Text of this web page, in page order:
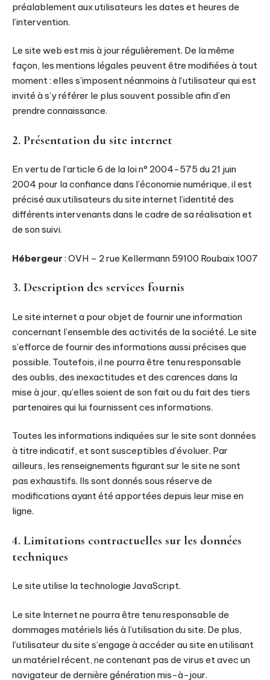
préalablement aux utilisateurs les dates et heures de
l’intervention.
Le site web est mis à jour régulièrement. De la même
façon, les mentions légales peuvent être modifiées à tout
moment : elles s’imposent néanmoins à l’utilisateur qui est
invité à s’y référer le plus souvent possible afin d’en
prendre connaissance.
2. Présentation du site internet
En vertu de l’article 6 de la loi n° 2004-575 du 21 juin
2004 pour la confiance dans l’économie numérique, il est
précisé aux utilisateurs du site internet l’identité des
différents intervenants dans le cadre de sa réalisation et
de son suivi.
Hébergeur : OVH – 2 rue Kellermann 59100 Roubaix 1007
3. Description des services fournis
Le site internet a pour objet de fournir une information
concernant l’ensemble des activités de la société. Le site
s’efforce de fournir des informations aussi précises que
possible. Toutefois, il ne pourra être tenu responsable
des oublis, des inexactitudes et des carences dans la
mise à jour, qu’elles soient de son fait ou du fait des tiers
partenaires qui lui fournissent ces informations.
Toutes les informations indiquées sur le site sont données
à titre indicatif, et sont susceptibles d’évoluer. Par
ailleurs, les renseignements figurant sur le site ne sont
pas exhaustifs. Ils sont donnés sous réserve de
modifications ayant été apportées depuis leur mise en
ligne.
4. Limitations contractuelles sur les données
techniques
Le site utilise la technologie JavaScript.
Le site Internet ne pourra être tenu responsable de
dommages matériels liés à l’utilisation du site. De plus,
l’utilisateur du site s’engage à accéder au site en utilisant
un matériel récent, ne contenant pas de virus et avec un
navigateur de dernière génération mis-à-jour.